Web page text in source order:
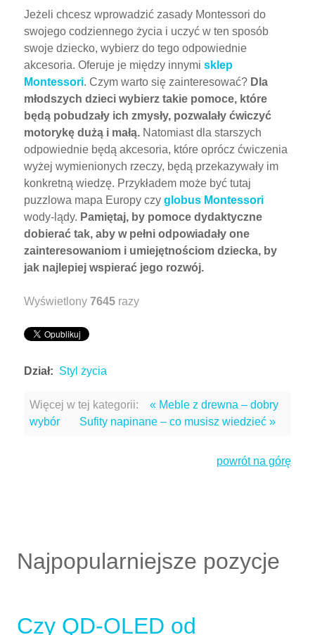
Jeżeli chcesz wprowadzić zasady Montessori do
swojego codziennego życia i uczyć w ten sposób
swoje dziecko, wybierz do tego odpowiednie
akcesoria. Oferuje je między innymi sklep
Montessori. Czym warto się zainteresować? Dla
młodszych dzieci wybierz takie pomoce, które
będą pobudzały ich zmysły, pozwalały ćwiczyć
motorykę dużą i małą. Natomiast dla starszych
odpowiednie będą akcesoria, które oprócz ćwiczenia
wyżej wymienionych rzeczy, będą przekazywały im
konkretną wiedzę. Przykładem może być tutaj
puzzlowa mapa Europy czy globus Montessori
wody-lądy. Pamiętaj, by pomoce dydaktyczne
dobierać tak, aby w pełni odpowiadały one
zainteresowaniom i umiejętnościom dziecka, by
jak najlepiej wspierać jego rozwój.
Wyświetlony 7645 razy
Dział: Styl życia
Więcej w tej kategorii:
« Meble z drewna – dobry
wybór
Sufity napinane – co musisz wiedzieć »
powrót na górę
Najpopularniejsze pozycje
Czy QD-OLED od